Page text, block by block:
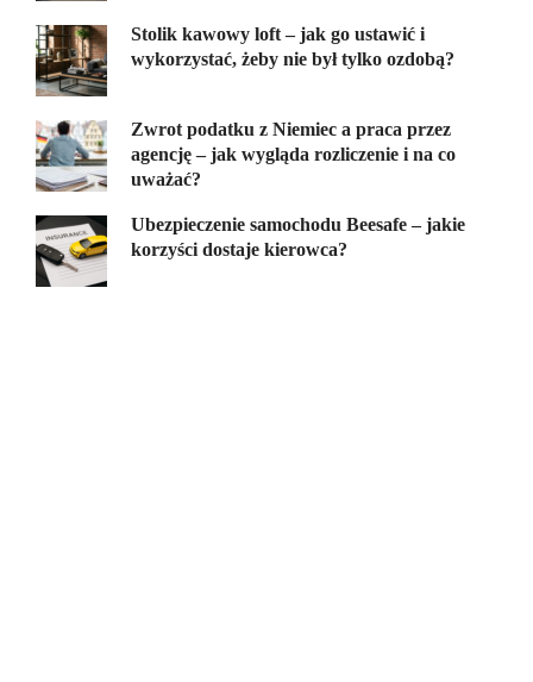
Stolik kawowy loft – jak go ustawić i
wykorzystać, żeby nie był tylko ozdobą?
Zwrot podatku z Niemiec a praca przez
agencję – jak wygląda rozliczenie i na co
uważać?
Ubezpieczenie samochodu Beesafe – jakie
korzyści dostaje kierowca?